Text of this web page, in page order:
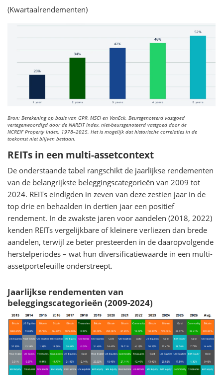
(Kwartaalrendementen)
Bron: Berekening op basis van GPR, MSCI en VanEck. Beursgenoteerd vastgoed
vertegenwoordigd door de NAREIT Index, niet-beursgenoteerd vastgoed door de
NCREIF Property Index. 1978–2025. Het is mogelijk dat historische correlaties in de
toekomst niet blijven bestaan.
REITs in een multi-assetcontext
De onderstaande tabel rangschikt de jaarlijkse rendementen
van de belangrijkste beleggingscategorieën van 2009 tot
2024. REITs eindigden in zeven van deze zestien jaar in de
top drie en behaalden in dertien jaar een positief
rendement. In de zwakste jaren voor aandelen (2018, 2022)
kenden REITs vergelijkbare of kleinere verliezen dan brede
aandelen, terwijl ze beter presteerden in de daaropvolgende
herstelperiodes – wat hun diversificatiewaarde in een multi-
assetportefeuille onderstreept.
Jaarlijkse rendementen van
beleggingscategorieën (2009-2024)